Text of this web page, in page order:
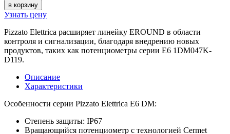
в корзину
Узнать цену
Pizzato Elettrica расширяет линейку EROUND в области
контроля и сигнализации, благодаря внедрению новых
продуктов, таких как потенциометры серии E6 1DM047K-
D119.
Описание
Характеристики
Особенности серии Pizzato Elettrica E6 DM:
Степень защиты: IP67
Вращающийся потенциометр с технологией Cermet